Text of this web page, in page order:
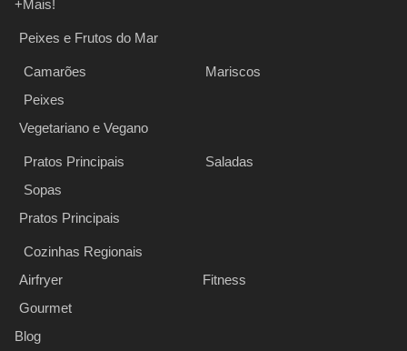
+Mais!
Peixes e Frutos do Mar
Camarões
Mariscos
Peixes
Vegetariano e Vegano
Pratos Principais
Saladas
Sopas
Pratos Principais
Cozinhas Regionais
Airfryer
Fitness
Gourmet
Blog